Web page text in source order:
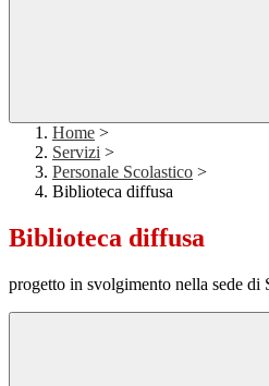
Home >
Servizi >
Personale Scolastico >
Biblioteca diffusa
Biblioteca diffusa
progetto in svolgimento nella sede di